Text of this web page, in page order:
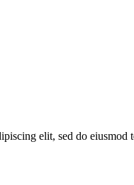
elit, sed do